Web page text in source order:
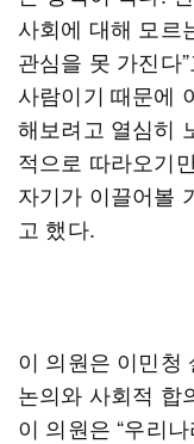
사회에 대해 모르
관심을 못 가진다
사람이기 때문에
해보려고 열심히
적으로 따라오기
자기가 이끌어볼
고 했다.
이 의원은 이민청
논의와 사회적 합
이 의원은 “우리